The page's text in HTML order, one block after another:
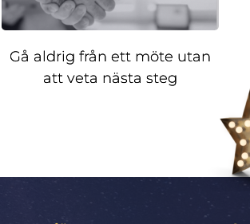
Gå aldrig från ett möte utan
att veta nästa steg